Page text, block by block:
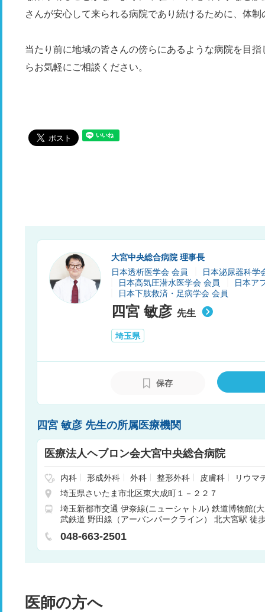
さんが安心して来られる病院であり続けるために、体
当たり前に地域の皆さんの傍らにあるような病院を目
らお気軽にご相談ください。
大宮中央総合病院 理事長
日本透析医学会 会員
日本泌尿器科学
日本高気圧潜水医学会 会員
日本ア
日本下肢救済・足病学会 会員
四宮 敏彦 先生
埼玉県
保存
四宮 敏彦 先生の所属医療機関
医療法人ヘブロン会大宮中央総合病院
内科 形成外科 外科 整形外科 皮膚科
リウマ
門科
人工透析 耳鼻咽喉科 放射線科
外科
腎臓内科・外科 糖尿病内科 血液内科
リハビリテーション
消化器科 救急科 循環器
埼玉県さいたま市北区東大成町１－２２７
埼玉新都市交通 伊奈線(ニューシャトル) 鉄道博物館(
武鉄道 野田線（アーバンパークライン） 北大宮駅 徒
車 徒歩 3分 ＪＲ東日本 東北本線 土呂駅 バス 10分 (
総合病院停留所下車 徒歩 0分
048-663-2501
医師の方へ